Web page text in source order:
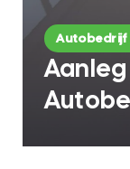
Autobedrijf